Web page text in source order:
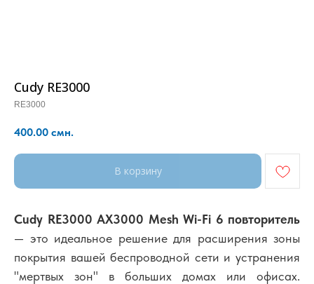
Cudy RE3000
RE3000
400.00 смн.
В корзину
Cudy RE3000 AX3000 Mesh Wi-Fi 6 повторитель
— это идеальное решение для расширения зоны
покрытия вашей беспроводной сети и устранения
"мертвых зон" в больших домах или офисах.